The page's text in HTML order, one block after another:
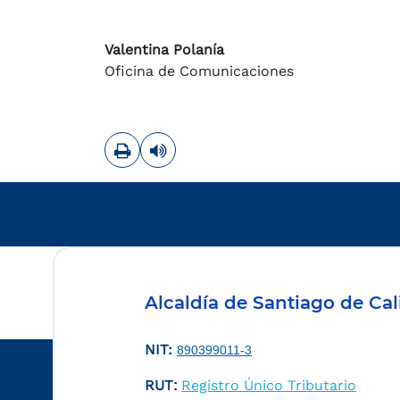
Valentina Polanía
Oficina de Comunicaciones
ImprimirLeer contenido
Alcaldía de Santiago de
NIT: 890399011-3
RUT: Registro Único Tributario